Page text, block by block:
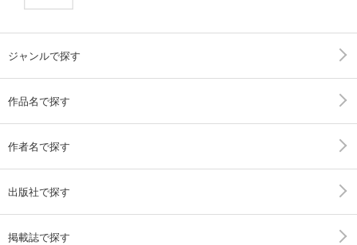
ジャンルで探す
作品名で探す
作者名で探す
出版社で探す
掲載誌で探す